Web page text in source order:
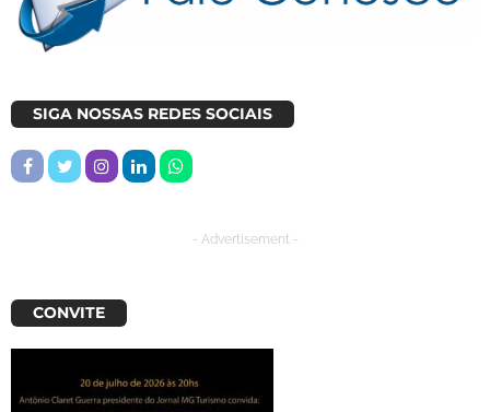
SIGA NOSSAS REDES SOCIAIS
- Advertisement -
CONVITE